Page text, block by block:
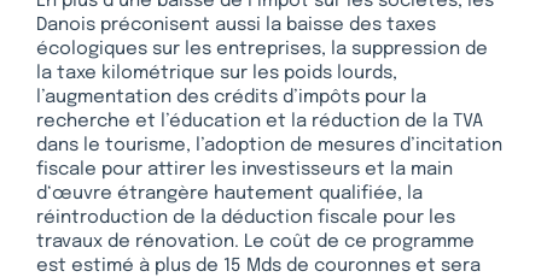
Danois préconisent aussi la baisse des taxes
écologiques sur les entreprises, la suppression de
la taxe kilométrique sur les poids lourds,
l’augmentation des crédits d’impôts pour la
recherche et l’éducation et la réduction de la TVA
dans le tourisme, l’adoption de mesures d’incitation
fiscale pour attirer les investisseurs et la main
d‘œuvre étrangère hautement qualifiée, la
réintroduction de la déduction fiscale pour les
travaux de rénovation. Le coût de ce programme
est estimé à plus de 15 Mds de couronnes et sera